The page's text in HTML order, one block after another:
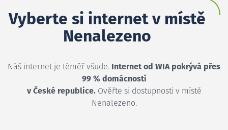
Vyberte si internet v místě
Nenalezeno
Náš internet je téměř všude. Internet od WIA pokrývá přes
99 % domácností
v České republice.Ověřte si dostupnosti v místě
Nenalezeno.